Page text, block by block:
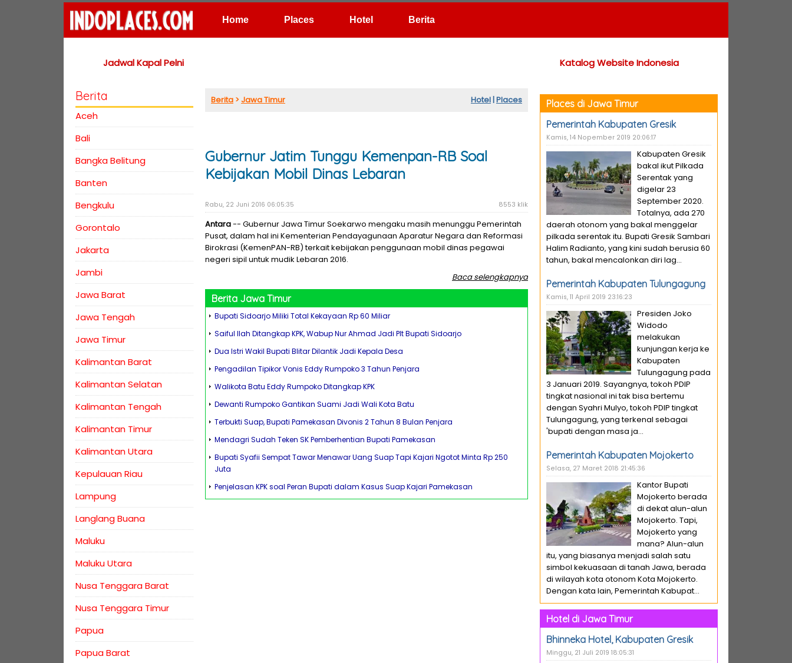
Home Places Hotel Berita
Jadwal Kapal Pelni Katalog Website Indonesia
Berita
Aceh
Bali
Bangka Belitung
Banten
Bengkulu
Gorontalo
Jakarta
Jambi
Jawa Barat
Jawa Tengah
Jawa Timur
Kalimantan Barat
Kalimantan Selatan
Kalimantan Tengah
Kalimantan Timur
Kalimantan Utara
Kepulauan Riau
Lampung
Langlang Buana
Maluku
Maluku Utara
Nusa Tenggara Barat
Nusa Tenggara Timur
Papua
Papua Barat
Berita >Jawa Timur Hotel|Places
Gubernur Jatim Tunggu Kemenpan-RB Soal
Kebijakan Mobil Dinas Lebaran
Rabu, 22 Juni 2016 06:05:35 8553 klik
Antara-- Gubernur Jawa Timur Soekarwo mengaku masih menunggu Pemerintah
Pusat, dalam hal ini Kementerian Pendayagunaan Aparatur Negara dan Reformasi
Birokrasi (KemenPAN-RB) terkait kebijakan penggunaan mobil dinas pegawai
negeri sipil untuk mudik Lebaran 2016.
Baca selengkapnya
Berita Jawa Timur
Bupati Sidoarjo Miliki Total Kekayaan Rp 60 Miliar
Saiful Ilah Ditangkap KPK, Wabup Nur Ahmad Jadi Plt Bupati Sidoarjo
Dua Istri Wakil Bupati Blitar Dilantik Jadi Kepala Desa
Pengadilan Tipikor Vonis Eddy Rumpoko 3 Tahun Penjara
Walikota Batu Eddy Rumpoko Ditangkap KPK
Dewanti Rumpoko Gantikan Suami Jadi Wali Kota Batu
Terbukti Suap, Bupati Pamekasan Divonis 2 Tahun 8 Bulan Penjara
Mendagri Sudah Teken SK Pemberhentian Bupati Pamekasan
Bupati Syafii Sempat Tawar Menawar Uang Suap Tapi Kajari Ngotot Minta Rp 250
Juta
Penjelasan KPK soal Peran Bupati dalam Kasus Suap Kajari Pamekasan
Places di Jawa Timur
Pemerintah Kabupaten Gresik
Kamis, 14 Nopember 2019 20:06:17
Kabupaten Gresik
bakal ikut Pilkada
Serentak yang
digelar 23
September 2020.
Totalnya, ada 270
daerah otonom yang bakal menggelar
pilkada serentak itu. Bupati Gresik Sambari
Halim Radianto, yang kini sudah berusia 60
tahun, bakal mencalonkan diri lag...
Pemerintah Kabupaten Tulungagung
Kamis, 11 April 2019 23:16:23
Presiden Joko
Widodo
melakukan
kunjungan kerja ke
Kabupaten
Tulungagung pada
3 Januari 2019. Sayangnya, tokoh PDIP
tingkat nasional ini tak bisa bertemu
dengan Syahri Mulyo, tokoh PDIP tingkat
Tulungagung, yang terkenal sebagai
'bupati dengan masa ja...
Pemerintah Kabupaten Mojokerto
Selasa, 27 Maret 2018 21:45:36
Kantor Bupati
Mojokerto berada
di dekat alun-alun
Mojokerto. Tapi,
Mojokerto yang
mana? Alun-alun
itu, yang biasanya menjadi salah satu
simbol kekuasaan di tanah Jawa, berada
di wilayah kota otonom Kota Mojokerto.
Dengan kata lain, Pemerintah Kabupat...
Hotel di Jawa Timur
Bhinneka Hotel, Kabupaten Gresik
Minggu, 21 Juli 2019 18:05:31